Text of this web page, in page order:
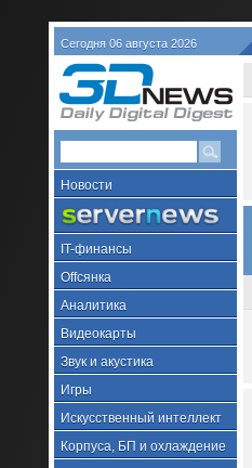
Сегодня 06 августа 2026
Новости
IT-финансы
Offсянка
Аналитика
Видеокарты
Звук и акустика
Игры
Искусственный интеллект
Корпуса, БП и охлаждение